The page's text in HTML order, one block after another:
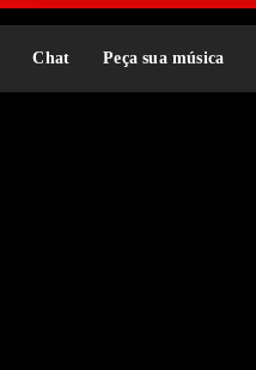
Chat Peça sua música